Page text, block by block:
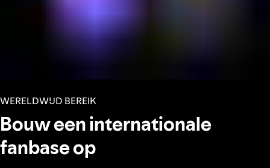
WERELDWIJD BEREIK
Bouw een internationale
fanbase op